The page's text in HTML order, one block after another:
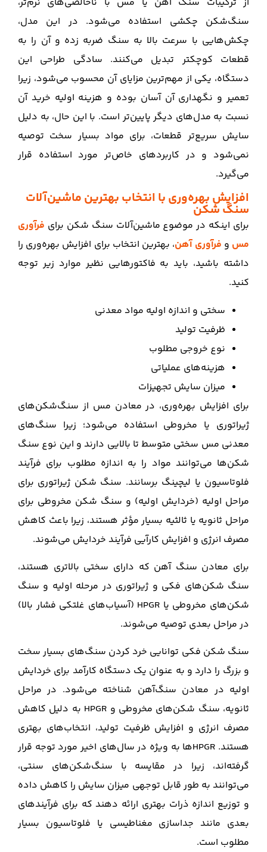
سنگ‌شکن چکشی استفاده می‌شود. در این مدل،
چکش‌هایی با سرعت بالا به سنگ ضربه زده و آن را به
قطعات کوچکتر تبدیل می‌کنند. سادگی طراحی این
دستگاه، یکی از مهم‌ترین مزایای آن محسوب می‌شود، زیرا
تعمیر و نگهداری آن آسان بوده و هزینه اولیه خرید آن
نسبت به مدل‌های دیگر پایین‌تر است. با این حال، به دلیل
سایش سریع‌تر قطعات، برای مواد بسیار سخت توصیه
نمی‌شود و در کاربردهای خاص‌تر مورد استفاده قرار
می‌گیرد.
افزایش بهره‌وری با انتخاب بهترین ماشین‌آلات
سنگ‌ شکن
برای اینکه در موضوع ماشین‌آلات سنگ‌ شکن برای فرآوری
مس و فرآوری آهن، بهترین انتخاب برای افزایش بهره‌وری را
داشته باشید، باید به فاکتورهایی نظیر موارد زیر توجه
کنید.
سختی و اندازه اولیه مواد معدنی
ظرفیت تولید
نوع خروجی مطلوب
هزینه‌های عملیاتی
میزان سایش تجهیزات
برای افزایش بهره‌وری، در معادن مس از سنگ‌شکن‌های
ژیراتوری یا مخروطی استفاده می‌شود؛ زیرا سنگ‌های
معدنی مس سختی متوسط تا بالایی دارند و این نوع سنگ‌
شکن‌ها می‌توانند مواد را به اندازه مطلوب برای فرآیند
فلوتاسیون یا لیچینگ برسانند. سنگ‌ شکن ژیراتوری برای
مراحل اولیه (خردایش اولیه) و سنگ‌ شکن مخروطی برای
مراحل ثانویه یا ثالثیه بسیار مؤثر هستند، زیرا باعث کاهش
مصرف انرژی و افزایش کارآیی فرآیند خردایش می‌شوند.
برای معادن سنگ آهن که دارای سختی بالاتری هستند،
سنگ‌ شکن‌های فکی و ژیراتوری در مرحله اولیه و سنگ‌
شکن‌های مخروطی یا HPGR (آسیاب‌های غلتکی فشار بالا)
در مراحل بعدی توصیه می‌شوند.
سنگ‌ شکن فکی توانایی خرد کردن سنگ‌های بسیار سخت
و بزرگ را دارد و به عنوان یک دستگاه کارآمد برای خردایش
اولیه در معادن سنگ‌آهن شناخته می‌شود. در مراحل
ثانویه، سنگ‌ شکن‌های مخروطی و HPGR به دلیل کاهش
مصرف انرژی و افزایش ظرفیت تولید، انتخاب‌های بهتری
هستند. HPGRها به ویژه در سال‌های اخیر مورد توجه قرار
گرفته‌اند، زیرا در مقایسه با سنگ‌شکن‌های سنتی،
می‌توانند به طور قابل توجهی میزان سایش را کاهش داده
و توزیع اندازه ذرات بهتری ارائه دهند که برای فرآیندهای
بعدی مانند جداسازی مغناطیسی یا فلوتاسیون بسیار
مطلوب است.